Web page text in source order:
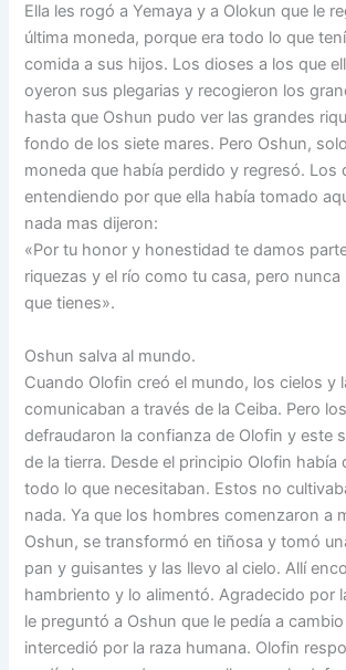
Ella les rogó a Yemaya y a Olokun que le
última moneda, porque era todo lo que
comida a sus hijos. Los dioses a los que
oyeron sus plegarias y recogieron los
hasta que Oshun pudo ver las grandes
fondo de los siete mares. Pero Oshun,
moneda que había perdido y regresó. Los
entendiendo por que ella había tomado
nada mas dijeron:
«Por tu honor y honestidad te damos
riquezas y el río como tu casa, pero
que tienes».
Oshun salva al mundo.
Cuando Olofin creó el mundo, los cielos y
comunicaban a través de la Ceiba. Pero
defraudaron la confianza de Olofin y este
de la tierra. Desde el principio Olofin había
todo lo que necesitaban. Estos no
nada. Ya que los hombres comenzaron a
Oshun, se transformó en tiñosa y tomó
pan y guisantes y las llevo al cielo. Allí
hambriento y lo alimentó. Agradecido por
le preguntó a Oshun que le pedía a
intercedió por la raza humana. Olofin